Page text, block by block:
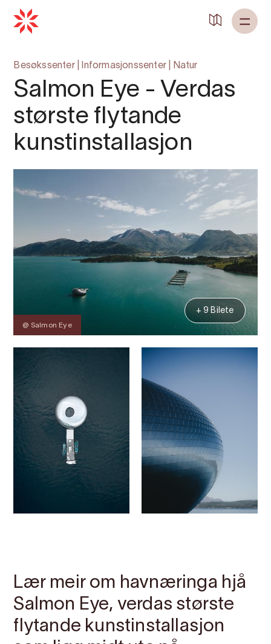
Besøkssenter| Informasjonssenter Natur
Salmon Eye - Verdas
største flytande
kunstinstallasjon
@ Salmon Eye
+ 9 Bilete
Lær meir om havnæringa hjå
Salmon Eye, verdas største
flytande kunstinstallasjon